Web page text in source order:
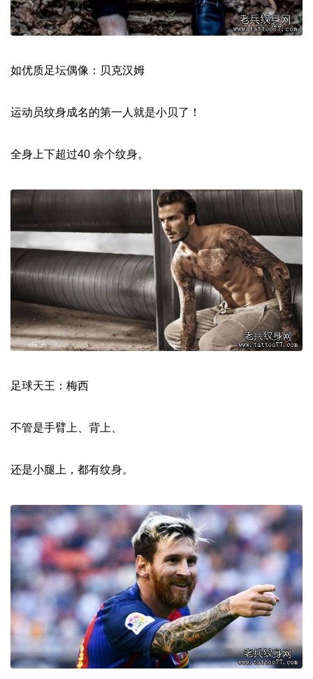
如优质足坛偶像：贝克汉姆
运动员纹身成名的第一人就是小贝了！
全身上下超过40 余个纹身。
足球天王：梅西
不管是手臂上、背上、
还是小腿上，都有纹身。